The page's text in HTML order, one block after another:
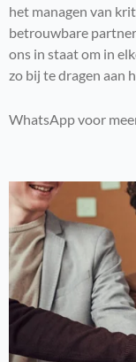
het managen van
betrouwbare
ons in staat om in
zo bij te dragen aan
WhatsApp voor